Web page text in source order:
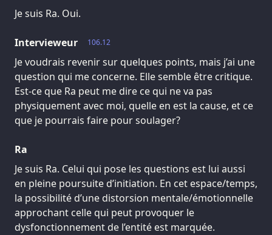
Je suis Ra. Oui.
106.12
Intervieweur
Je voudrais revenir sur quelques points, mais j’ai une
question qui me concerne. Elle semble être critique.
Est-ce que Ra peut me dire ce qui ne va pas
physiquement avec moi, quelle en est la cause, et ce
que je pourrais faire pour soulager?
Ra
Je suis Ra. Celui qui pose les questions est lui aussi
en pleine poursuite d’initiation. En cet espace/temps,
la possibilité d’une distorsion mentale/émotionnelle
approchant celle qui peut provoquer le
dysfonctionnement de l’entité est marquée.